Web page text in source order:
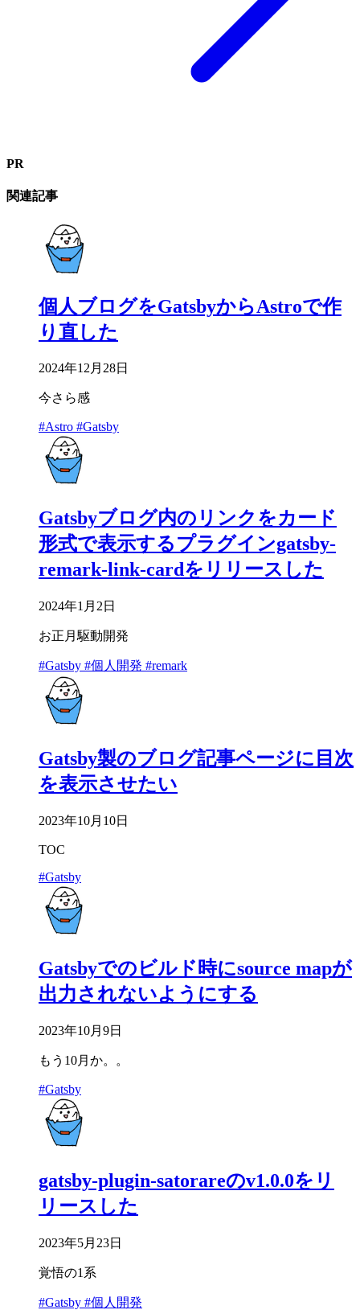
PR
関連記事
個人ブログをGatsbyからAstroで作
り直した
2024年12月28日
今さら感
#Astro #Gatsby
Gatsbyブログ内のリンクをカード
形式で表示するプラグインgatsby-
remark-link-cardをリリースした
2024年1月2日
お正月駆動開発
#Gatsby #個人開発 #remark
Gatsby製のブログ記事ページに目次
を表示させたい
2023年10月10日
TOC
#Gatsby
Gatsbyでのビルド時にsource mapが
出力されないようにする
2023年10月9日
もう10月か。。
#Gatsby
gatsby-plugin-satorareのv1.0.0をリ
リースした
2023年5月23日
覚悟の1系
#Gatsby #個人開発